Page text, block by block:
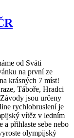
od Sváti
na první ze
krásných 7 míst!
Táboře, Hradci
jsou určeny
rychlobruslení je
vítěz v ledním
přihlaste sebe nebo
olympijský